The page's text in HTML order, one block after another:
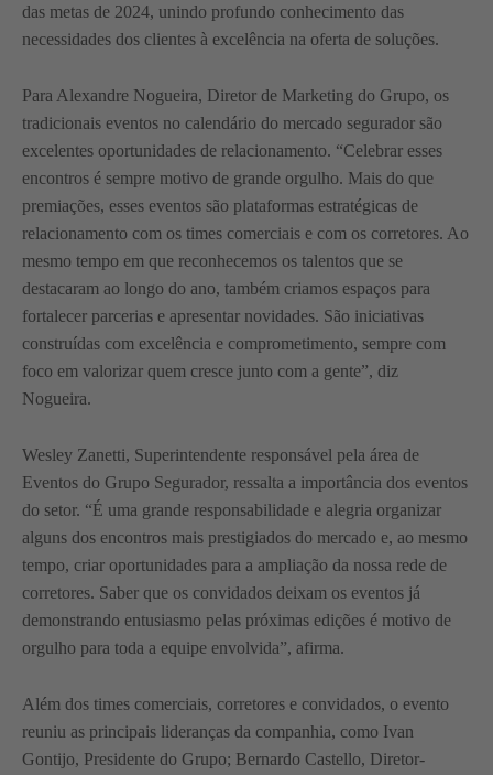
das metas de 2024, unindo profundo conhecimento das
necessidades dos clientes à excelência na oferta de soluções.
Para Alexandre Nogueira, Diretor de Marketing do Grupo, os
tradicionais eventos no calendário do mercado segurador são
excelentes oportunidades de relacionamento. “Celebrar esses
encontros é sempre motivo de grande orgulho. Mais do que
premiações, esses eventos são plataformas estratégicas de
relacionamento com os times comerciais e com os corretores. Ao
mesmo tempo em que reconhecemos os talentos que se
destacaram ao longo do ano, também criamos espaços para
fortalecer parcerias e apresentar novidades. São iniciativas
construídas com excelência e comprometimento, sempre com
foco em valorizar quem cresce junto com a gente”, diz
Nogueira.
Wesley Zanetti, Superintendente responsável pela área de
Eventos do Grupo Segurador, ressalta a importância dos eventos
do setor. “É uma grande responsabilidade e alegria organizar
alguns dos encontros mais prestigiados do mercado e, ao mesmo
tempo, criar oportunidades para a ampliação da nossa rede de
corretores. Saber que os convidados deixam os eventos já
demonstrando entusiasmo pelas próximas edições é motivo de
orgulho para toda a equipe envolvida”, afirma.
Além dos times comerciais, corretores e convidados, o evento
reuniu as principais lideranças da companhia, como Ivan
Gontijo, Presidente do Grupo; Bernardo Castello, Diretor-